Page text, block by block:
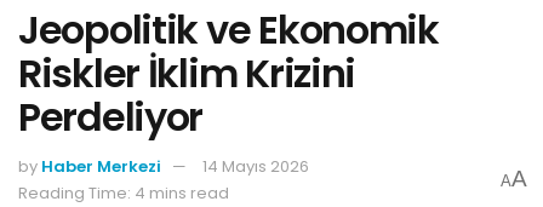
Jeopolitik ve Ekonomik
Riskler İklim Krizini
Perdeliyor
by Haber Merkezi
14 Mayıs 2026
Reading Time: 4 mins read
AA